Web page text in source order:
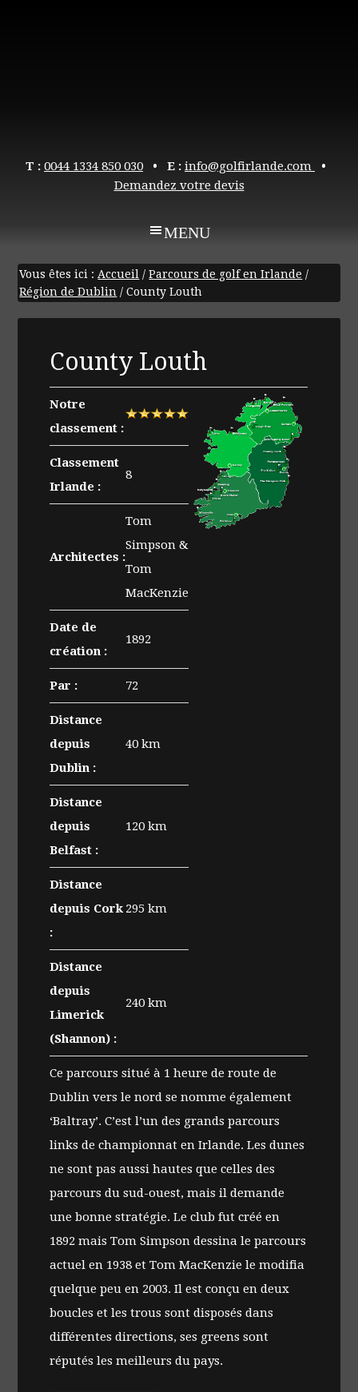
T : 0044 1334 850 030 • E : info@golfirlande.com
•
Demandez votre devis
Vous êtes ici :Accueil / Parcours de golf en Irlande /
Région de Dublin / County Louth
County Louth
Notre
classement :
Classement
Irlande :
8
Architectes :
Tom
Simpson &
Tom
MacKenzie
Date de
création :
1892
Par : 72
Distance
depuis
Dublin :
40 km
Distance
depuis
Belfast :
120 km
Distance
depuis Cork
:
295 km
Distance
depuis
Limerick
(Shannon) :
240 km
Ce parcours situé à 1 heure de route de
Dublin vers le nord se nomme également
‘Baltray’. C’est l’un des grands parcours
links de championnat en Irlande. Les dunes
ne sont pas aussi hautes que celles des
parcours du sud-ouest, mais il demande
une bonne stratégie. Le club fut créé en
1892 mais Tom Simpson dessina le parcours
actuel en 1938 et Tom MacKenzie le modifia
quelque peu en 2003. Il est conçu en deux
boucles et les trous sont disposés dans
différentes directions, ses greens sont
réputés les meilleurs du pays.